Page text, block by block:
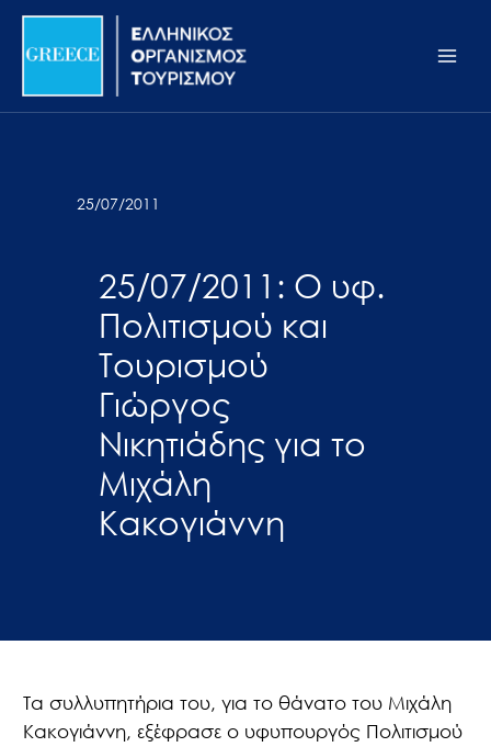
Σημείωση:
ιστότοπος
προσβασιμότητας.
Μετάβαση
περιεχόμενο
25/07/2011
25/07/2011: Ο υφ.
Πολιτισμού και
Τουρισμού
Γιώργος
Νικητιάδης για το
Μιχάλη
Κακογιάννη
Τα συλλυπητήρια του, για το θάνατο του Μιχάλη
Κακογιάννη, εξέφρασε ο υφυπουργός Πολιτισμού